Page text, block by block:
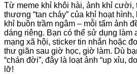
Từ meme khỉ khôi hài, ảnh khỉ
thương “tan chảy” của khỉ hoạt
khỉ buồn trầm ngâm – mỗi tấm ảnh
dáng riêng. Bạn có thể sử dụng làm
mạng xã hội, sticker tin nhắn hoặc
thư giãn sau giờ học, giờ làm. Dù
“chán đời”, đây là loạt ảnh “up xỉu,
lỡ!